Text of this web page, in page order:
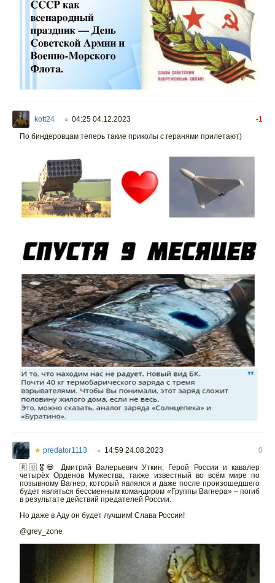
kott24 ○ 04:25 04.12.2023
-1
По биндеровцам теперь такие приколы с геранями прилетают)
★ predator1113 ○ 14:59 24.08.2023
0
🇷🇺🎖💀 Дмитрий Валерьевич Уткин, Герой России и кавалер
четырёх Орденов Мужества, также известный во всём мире по
позывному Вагнер, который являлся и даже после произошедшего
будет являться бессменным командиром «Группы Вагнера» – погиб
в результате действий предателей России.
Но даже в Аду он будет лучшим! Слава России!
@grey_zone